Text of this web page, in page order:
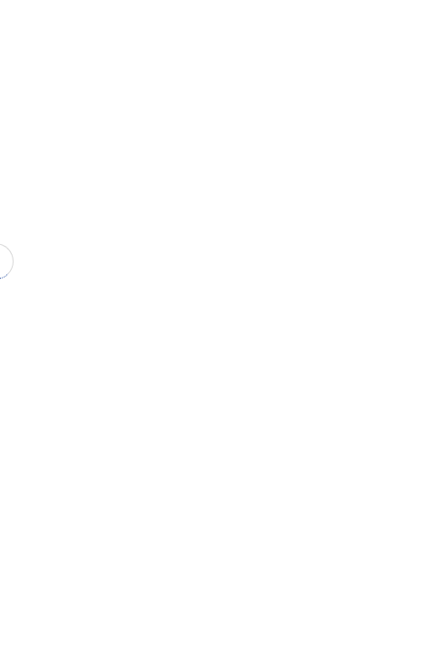
cao hơn so với các loại cáp giá rẻ không